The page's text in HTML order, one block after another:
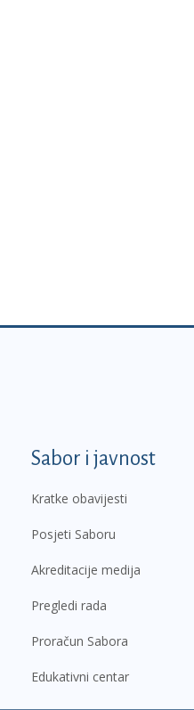
Sabor i javnost
Kratke obavijesti
Posjeti Saboru
Akreditacije medija
Pregledi rada
Proračun Sabora
Edukativni centar